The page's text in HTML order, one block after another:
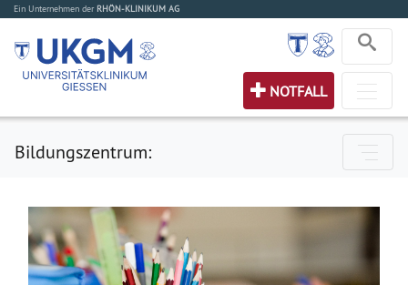
Ein Unternehmen der RHÖN-KLINIKUM AG
NOTFALL
Bildungszentrum: